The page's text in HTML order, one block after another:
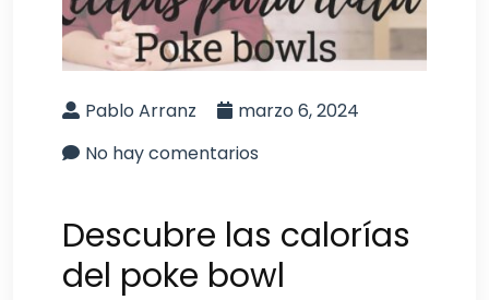
Pablo Arranz
marzo 6, 2024
No hay comentarios
Descubre las calorías
del poke bowl